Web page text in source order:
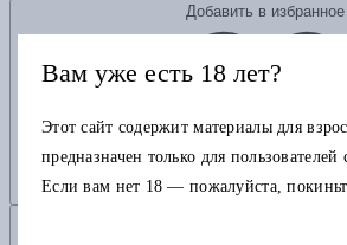
Добавить в избранное
Вам уже есть 18 лет?
Этот сайт содержит материалы для
предназначен только для пользователей
Если вам нет 18 — пожалуйста,